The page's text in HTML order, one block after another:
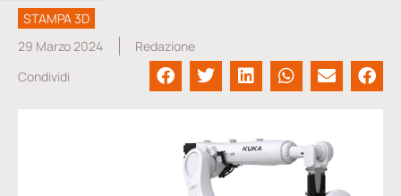
STAMPA 3D
29 Marzo 2024
Redazione
Condividi